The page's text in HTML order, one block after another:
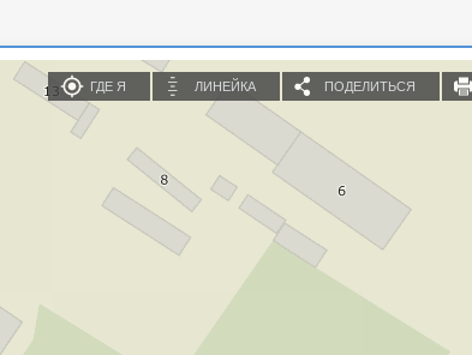
ГДЕ Я ЛИНЕЙКА ПОДЕЛИТЬСЯ